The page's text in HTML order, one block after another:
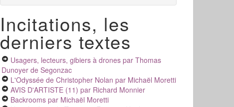
Incitations, les
derniers textes
Usagers, lecteurs, gibiers à dronespar Thomas
Dunoyer de Segonzac
L'Odyssée de Christopher Nolan par Michaël Moretti
AVIS D'ARTISTE (11) par Richard Monnier
Backroomspar Michaël Moretti